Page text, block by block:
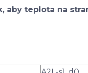
teplota na